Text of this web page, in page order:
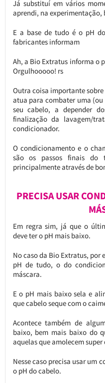
Já substituí em vários
aprendi, na experimentação,
E a base de tudo é o pH
fabricantes informam
Ah, a Bio Extratus informa o
Orgulhooooo! rs
Outra coisa importante
atua para combater uma
seu cabelo, a depender
finalização da lavagem/
condicionador.
O condicionamento e o
são os passos finais do
principalmente através de
PRECISA USAR
Em regra sim, já que o
deve ter o pH mais baixo.
No caso da Bio Extratus, por
pH de tudo, o do
máscara.
E o pH mais baixo sela e
que cabelo seque com o
Acontece também de
baixo, bem mais baixo do
aquelas que amolecem super
Nesse caso precisa usar um
o pH do cabelo.